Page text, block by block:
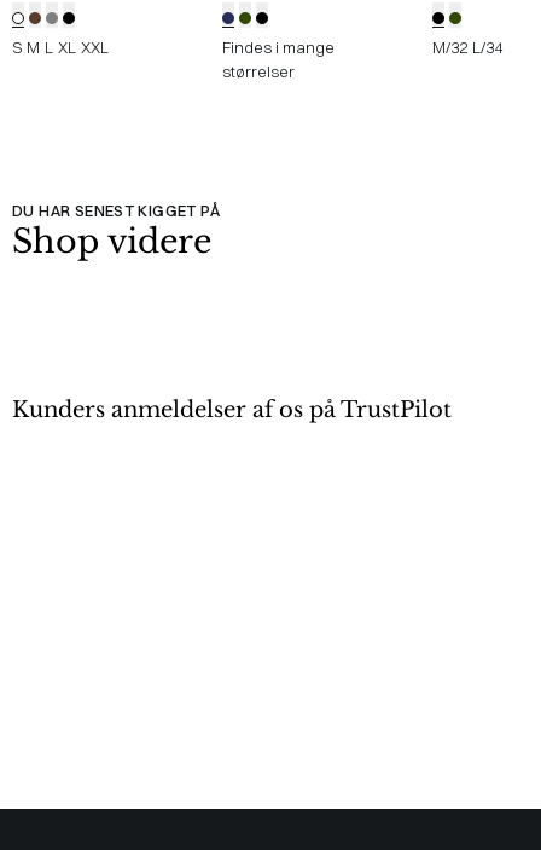
S M L XL XXL
Findes i mange
størrelser
M/32 L/34
DU HAR SENEST KIGGET PÅ
Shop videre
Kunders anmeldelser af os på TrustPilot